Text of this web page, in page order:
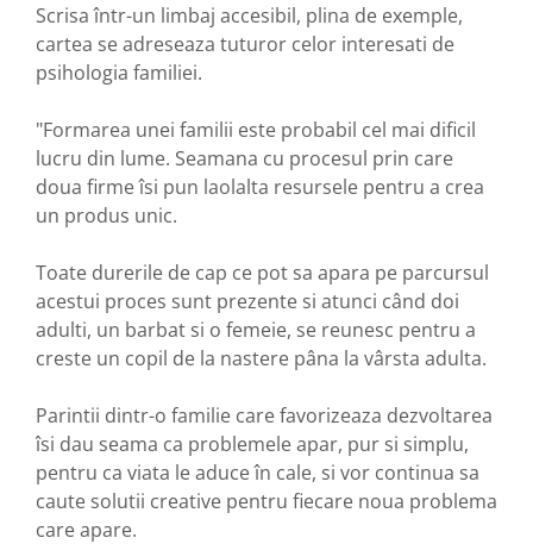
Scrisa într-un limbaj accesibil, plina de exemple,
cartea se adreseaza tuturor celor interesati de
psihologia familiei.
"Formarea unei familii este probabil cel mai dificil
lucru din lume. Seamana cu procesul prin care
doua firme îsi pun laolalta resursele pentru a crea
un produs unic.
Toate durerile de cap ce pot sa apara pe parcursul
acestui proces sunt prezente si atunci când doi
adulti, un barbat si o femeie, se reunesc pentru a
creste un copil de la nastere pâna la vârsta adulta.
Parintii dintr-o familie care favorizeaza dezvoltarea
îsi dau seama ca problemele apar, pur si simplu,
pentru ca viata le aduce în cale, si vor continua sa
caute solutii creative pentru fiecare noua problema
care apare.